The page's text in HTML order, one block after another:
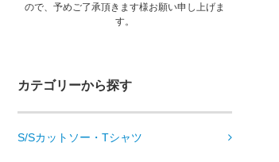
ので、予めご了承頂きます様お願い申し上げま
す。
カテゴリーから探す
S/Sカットソー・Tシャツ